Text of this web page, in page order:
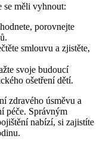
se měli vyhnout:
porovnejte
smlouvu a zjistěte,
svoje budoucí
ošetření dětí.
zdravého úsměvu a
péče. Správným
nabízí, si zajistíte